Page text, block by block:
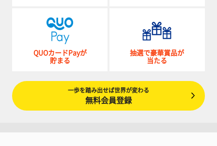
QUOカードPayが
貯まる
抽選で豪華賞品が
当たる
一歩を踏み出せば世界が変わる
無料会員登録